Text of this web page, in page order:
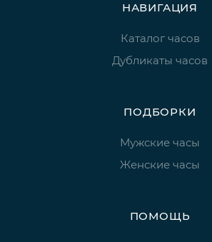
НАВИГАЦИЯ
Каталог часов
Дубликаты часов
ПОДБОРКИ
Мужские часы
Женские часы
ПОМОЩЬ